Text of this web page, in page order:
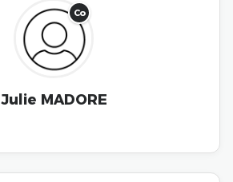
Co
Julie MADORE